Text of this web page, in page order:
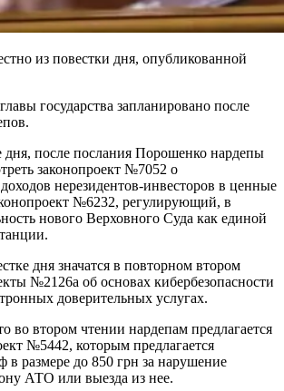
из повестки дня, опубликованной
государства запланировано после
дня, после послания Порошенко нардепы
законопроект №7052 о
нерезидентов-инвесторов в ценные
№6232, регулирующий, в
нового Верховного Суда как единой
дня значатся в повторном втором
№2126а об основах кибербезопасности
доверительных услугах.
во втором чтении нардепам предлагается
№5442, которым предлагается
в размере до 850 грн за нарушение
АТО или выезда из нее.